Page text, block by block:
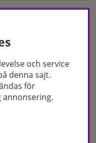
inom hudvård, hårvård och
års erfarenhet och
rätt produkter och
på hudoteket.se eller
och service
denna sajt.
för
annonsering.